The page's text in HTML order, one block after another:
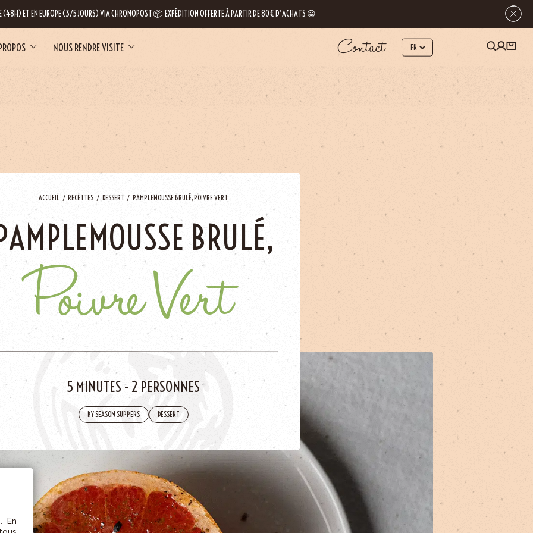
(48H) ET EN EUROPE (3/5 JOURS) VIA CHRONOPOST 📦 EXPÉDITION OFFERTE À PARTIR DE 80€ D’ACHATS 😀
NOUS RENDRE VISITE Contact
ACCUEIL RECETTES DESSERT PAMPLEMOUSSE BRULÉ, POIVRE VERT
BRULÉ,
Poivre Vert
5 MINUTES - 2 PERSONNES
BY SEASON SUPPERS DESSERT
En
au